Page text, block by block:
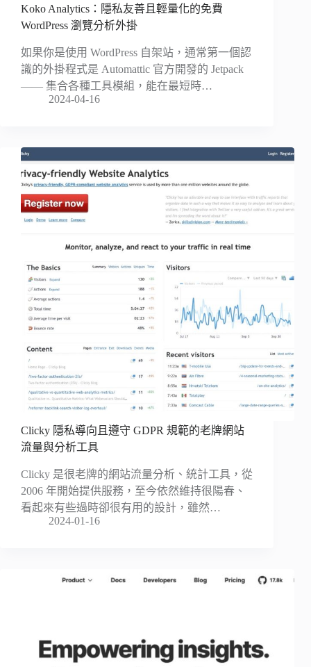
Koko Analytics：隱私友善且輕量化的免費
WordPress 瀏覽分析外掛
如果你是使用 WordPress 自架站，通常第一個認
識的外掛程式是 Automattic 官方開發的 Jetpack
—— 集合各種工具模組，能在最短時…
2024-04-16
Clicky 隱私導向且遵守 GDPR 規範的老牌網站
流量與分析工具
Clicky 是很老牌的網站流量分析、統計工具，從
2006 年開始提供服務，至今依然維持很陽春、
看起來有些過時卻很有用的設計，雖然…
2024-01-16